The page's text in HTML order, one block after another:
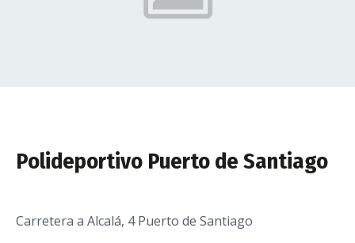
Polideportivo Puerto de Santiago
Carretera a Alcalá, 4 Puerto de Santiago